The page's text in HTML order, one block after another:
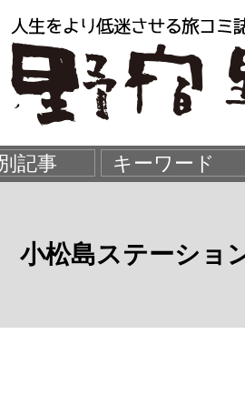
小松島ステーショ